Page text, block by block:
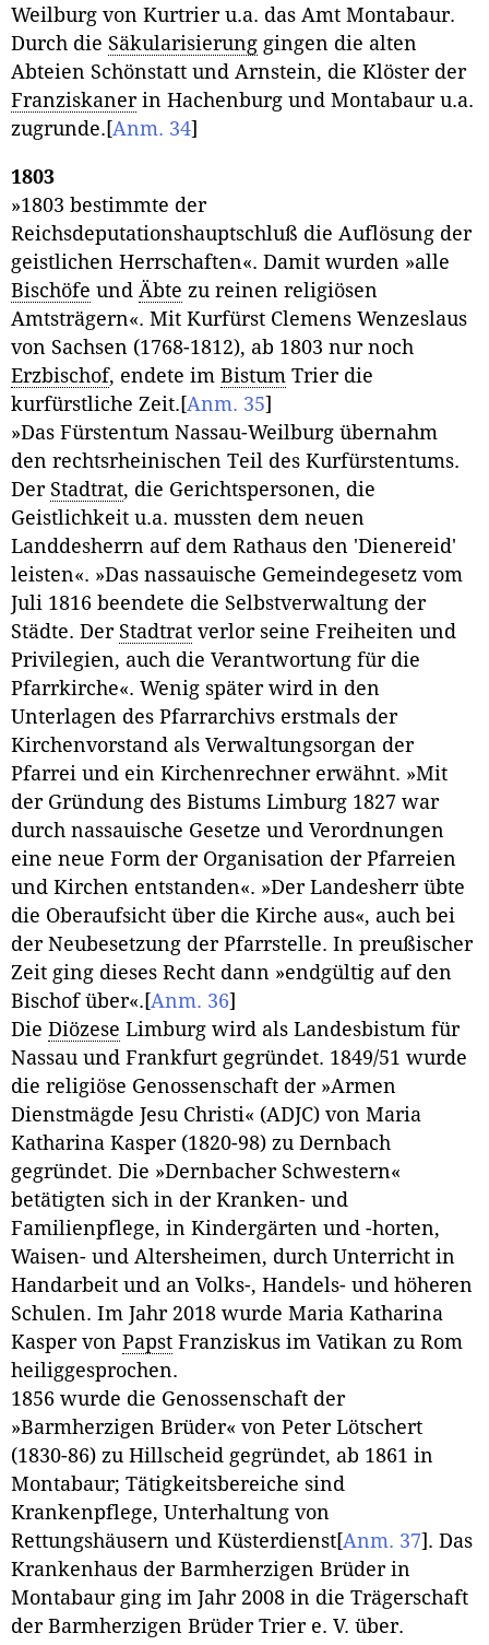
Weilburg von Kurtrier u.a. das Amt Montabaur.
Durch die Säkularisierung gingen die alten
Abteien Schönstatt und Arnstein, die Klöster der
Franziskanerin Hachenburg und Montabaur u.a.
zugrunde. [Anm. 34]
1803
»1803 bestimmte der
Reichsdeputationshauptschluß die Auflösung der
geistlichen Herrschaften«. Damit wurden »alle
Bischöfe und Äbte zu reinen religiösen
Amtsträgern«. Mit Kurfürst Clemens Wenzeslaus
von Sachsen (1768-1812), ab 1803 nur noch
Erzbischof, endete im Bistum Trier die
kurfürstliche Zeit. [Anm. 35]
»Das Fürstentum Nassau-Weilburg übernahm
den rechtsrheinischen Teil des Kurfürstentums.
Der Stadtrat, die Gerichtspersonen, die
Geistlichkeit u.a. mussten dem neuen
Landdesherrn auf dem Rathaus den 'Dienereid'
leisten«. »Das nassauische Gemeindegesetz vom
Juli 1816 beendete die Selbstverwaltung der
Städte. Der Stadtrat verlor seine Freiheiten und
Privilegien, auch die Verantwortung für die
Pfarrkirche«. Wenig später wird in den
Unterlagen des Pfarrarchivs erstmals der
Kirchenvorstand als Verwaltungsorgan der
Pfarrei und ein Kirchenrechner erwähnt. »Mit
der Gründung des Bistums Limburg 1827 war
durch nassauische Gesetze und Verordnungen
eine neue Form der Organisation der Pfarreien
und Kirchen entstanden«. »Der Landesherr übte
die Oberaufsicht über die Kirche aus«, auch bei
der Neubesetzung der Pfarrstelle. In preußischer
Zeit ging dieses Recht dann »endgültig auf den
Bischof über«. [Anm. 36]
Die Diözese Limburg wird als Landesbistum für
Nassau und Frankfurt gegründet. 1849/51 wurde
die religiöse Genossenschaft der »Armen
Dienstmägde Jesu Christi« (ADJC) von Maria
Katharina Kasper (1820-98) zu Dernbach
gegründet. Die »Dernbacher Schwestern«
betätigten sich in der Kranken- und
Familienpflege, in Kindergärten und -horten,
Waisen- und Altersheimen, durch Unterricht in
Handarbeit und an Volks-, Handels- und höheren
Schulen. Im Jahr 2018 wurde Maria Katharina
Kasper von Papst Franziskus im Vatikan zu Rom
heiliggesprochen.
1856 wurde die Genossenschaft der
»Barmherzigen Brüder« von Peter Lötschert
(1830-86) zu Hillscheid gegründet, ab 1861 in
Montabaur; Tätigkeitsbereiche sind
Krankenpflege, Unterhaltung von
Rettungshäusern und Küsterdienst[Anm. 37] . Das
Krankenhaus der Barmherzigen Brüder in
Montabaur ging im Jahr 2008 in die Trägerschaft
der Barmherzigen Brüder Trier e. V. über.